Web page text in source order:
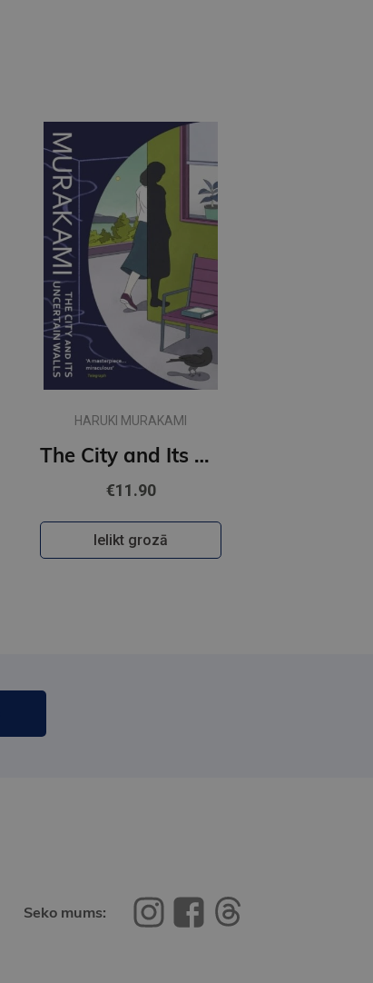
HARUKI MURAKAMI
The City and Its Uncertain Walls (paperback, s)
€11.90
Ielikt grozā
Seko mums: